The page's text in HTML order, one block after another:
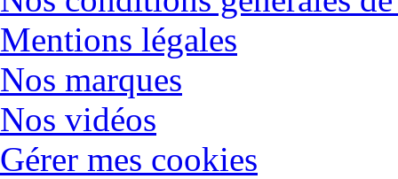
Mentions légales
Nos marques
Nos vidéos
Gérer mes cookies